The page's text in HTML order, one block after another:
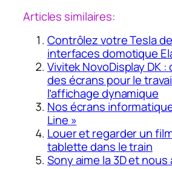
Articles similaires:
Contrôlez votre Tesla
interfaces domotique
Vivitek NovoDisplay DK :
des écrans pour le
l’affichage dynamique
Nos écrans
Line »
Louer et regarder un
tablette dans le train
Sony aime la 3D et nous